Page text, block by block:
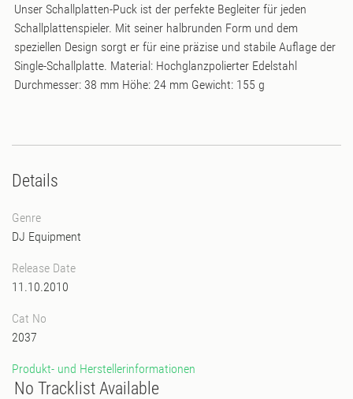
Unser Schallplatten-Puck ist der perfekte Begleiter für jeden
Schallplattenspieler. Mit seiner halbrunden Form und dem
speziellen Design sorgt er für eine präzise und stabile Auflage der
Single-Schallplatte. Material: Hochglanzpolierter Edelstahl
Durchmesser: 38 mm Höhe: 24 mm Gewicht: 155 g
Details
Genre
DJ Equipment
Release Date
11.10.2010
Cat No
2037
Produkt- und Herstellerinformationen
No Tracklist Available